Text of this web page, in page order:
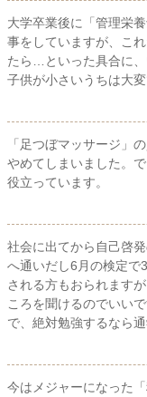
大学卒業後に「管理栄
事をしていますが、こ
たら…といった具合に、
子供が小さいうちは大変
「足つぼマッサージ」
やめてしまいました。
役立っています。
社会に出てから自己啓
へ通いだし6月の検定で
される方もおられます
ころを聞けるのでいい
で、絶対勉強するなら
今はメジャーになった